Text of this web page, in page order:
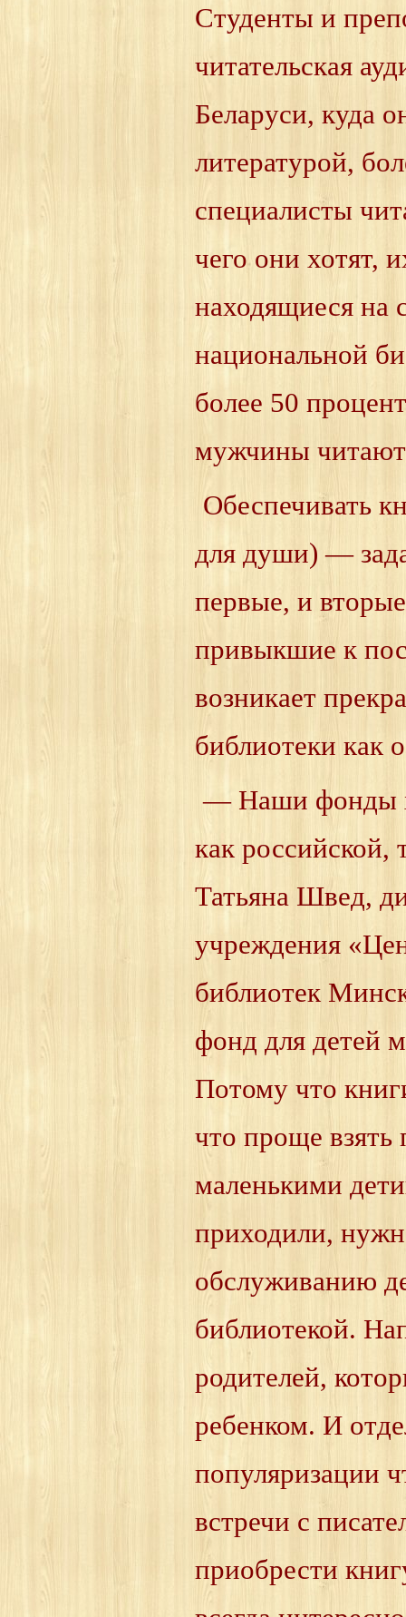
Студенты и
читательская
Беларуси, куда
литературой,
специалисты
чего они хотят,
находящиеся на
национальной
более 50
мужчины
Обеспечивать
для души) —
первые, и
привыкшие к
возникает
библиотеки как
— Наши фонды
как российской,
Татьяна Швед,
учреждения
библиотек
фонд для детей
Потому что
что проще взять
маленькими
приходили,
обслуживанию
библиотекой.
родителей,
ребенком. И
популяризации
встречи с
приобрести